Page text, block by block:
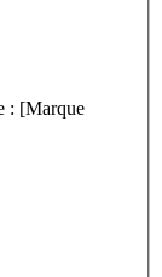
: [Marque